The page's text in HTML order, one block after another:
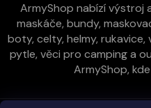
ArmyShop nabízí výstroj
maskáče, bundy,
boty, celty, helmy, rukavice,
pytle, věci pro camping a
ArmyShop,